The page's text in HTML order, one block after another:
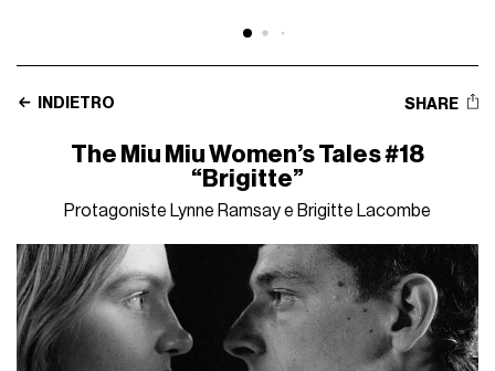
INDIETRO SHARE
The Miu Miu Women’s Tales #18
“Brigitte”
Protagoniste Lynne Ramsay e Brigitte Lacombe